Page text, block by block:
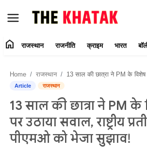
Contact Us
राजस्थान
राजनीति
home राजस्थान राजनीति क्राइम भारत
Home राजस्थान 13 साल की छात्रा ने PM के विशेष विमान पर उठाया सवाल, राष्ट्रीय प्रतीक को
Article राजस्थान
13 साल की छात्रा ने PM के
पर उठाया सवाल, राष्ट्रीय
पीएमओ को भेजा सुझाव!